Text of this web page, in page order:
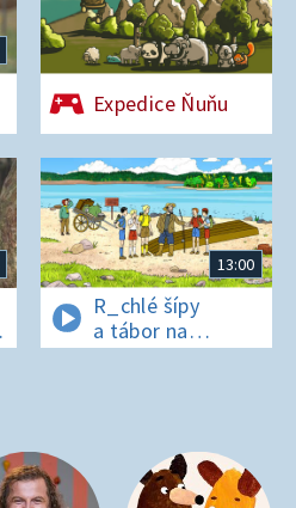
Expedice Ňuňu
13:00
R_chlé šípy
a tábor na
os_rově